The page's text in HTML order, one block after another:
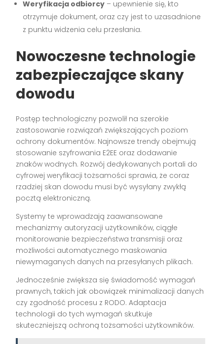
Weryfikacja odbiorcy – upewnienie się, kto
otrzymuje dokument, oraz czy jest to uzasadnione
z punktu widzenia celu przesłania.
Nowoczesne technologie
zabezpieczające skany
dowodu
Postęp technologiczny pozwolił na szerokie
zastosowanie rozwiązań zwiększających poziom
ochrony dokumentów. Najnowsze trendy obejmują
stosowanie szyfrowania E2EE oraz dodawanie
znaków wodnych. Rozwój dedykowanych portali do
cyfrowej weryfikacji tożsamości sprawia, że coraz
rzadziej skan dowodu musi być wysyłany zwykłą
pocztą elektroniczną.
Systemy te wprowadzają zaawansowane
mechanizmy autoryzacji użytkowników, ciągłe
monitorowanie bezpieczeństwa transmisji oraz
możliwości automatycznego maskowania
niewymaganych danych na przesyłanych plikach.
Jednocześnie zwiększa się świadomość wymagań
prawnych, takich jak obowiązek minimalizacji danych
czy zgodność procesu z RODO. Adaptacja
technologii do tych wymagań skutkuje
skuteczniejszą ochroną tożsamości użytkowników.